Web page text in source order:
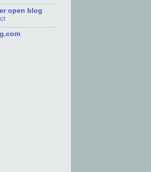
open blog